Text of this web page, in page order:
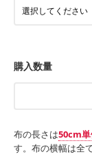
もっと詳しく見る
購入数量
布の長さは50cm
す。布の横幅は全